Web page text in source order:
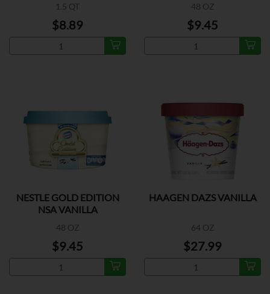
1.5 QT
$8.89
48 OZ
$9.45
NESTLE GOLD EDITION
NSA VANILLA
48 OZ
$9.45
HAAGEN DAZS VANILLA
64 OZ
$27.99